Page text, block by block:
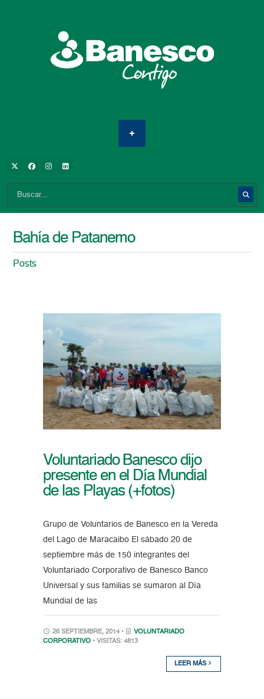
Bahía de Patanemo
Posts
Voluntariado Banesco dijo
presente en el Día Mundial
de las Playas (+fotos)
Grupo de Voluntarios de Banesco en la Vereda
del Lago de Maracaibo El sábado 20 de
septiembre más de 150 integrantes del
Voluntariado Corporativo de Banesco Banco
Universal y sus familias se sumaron al Día
Mundial de las
26 SEPTIEMBRE, 2014 •
VOLUNTARIADO
CORPORATIVO • VISITAS: 4813
LEER MÁS